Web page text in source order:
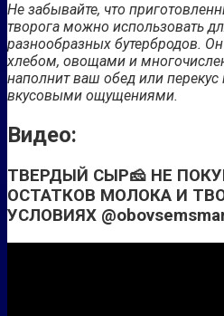
Не забывайте, что
творога можно использовать
разнообразных бутербродов. Он
хлебом, овощами и
наполнит ваш обед или
вкусовыми ощущениями.
Видео:
ТВЕРДЫЙ СЫР🧀 НЕ
ОСТАТКОВ МОЛОКА И
УСЛОВИЯХ